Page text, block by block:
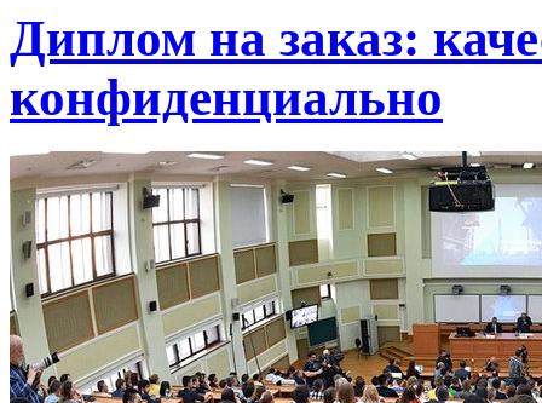
Диплом на заказ:
конфиденциально